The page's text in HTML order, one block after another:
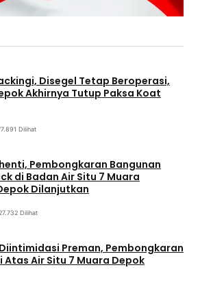
Disegel Tetap Beroperasi,
Akhirnya Tutup Paksa Koat
Dilihat
Pembongkaran Bangunan
di Badan Air Situ 7 Muara
Dilanjutkan
Dilihat
Preman, Pembongkaran
Atas Air Situ 7 Muara Depok